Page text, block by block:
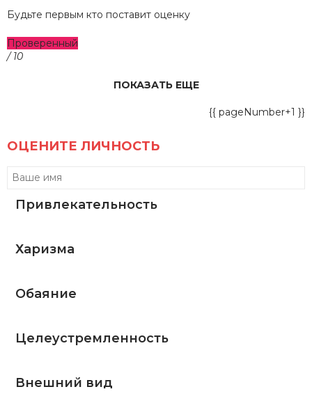
Будьте первым кто поставит оценку
Проверенный
/ 10
ПОКАЗАТЬ ЕЩЕ
{{ pageNumber+1 }}
ОЦЕНИТЕ ЛИЧНОСТЬ
Привлекательность
Харизма
Обаяние
Целеустремленность
Внешний вид